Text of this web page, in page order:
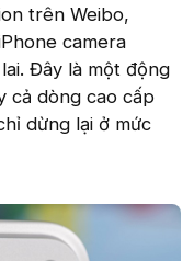
trên Weibo,
camera
Đây là một động
cả dòng cao cấp
dừng lại ở mức